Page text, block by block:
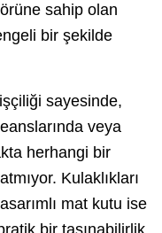
sahip olan
bir şekilde
sayesinde,
veya
herhangi bir
Kulaklıkları
mat kutu ise